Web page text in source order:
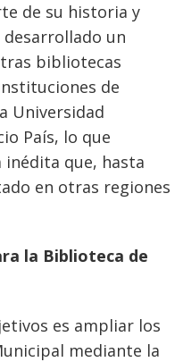
de su historia y
un
bibliotecas
de
Universidad
País, lo que
que, hasta
en otras regiones
la Biblioteca de
es ampliar los
mediante la